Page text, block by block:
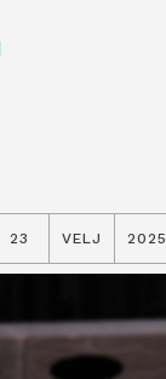
23 VELJ 2025